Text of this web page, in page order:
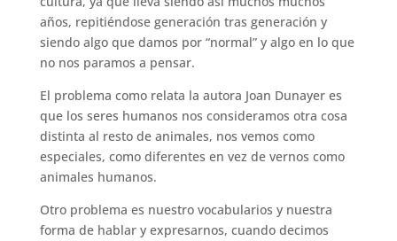
años, repitiéndose generación tras generación y
siendo algo que damos por “normal” y algo en lo que
no nos paramos a pensar.
El problema como relata la autora Joan Dunayer es
que los seres humanos nos consideramos otra cosa
distinta al resto de animales, nos vemos como
especiales, como diferentes en vez de vernos como
animales humanos.
Otro problema es nuestro vocabularios y nuestra
forma de hablar y expresarnos, cuando decimos